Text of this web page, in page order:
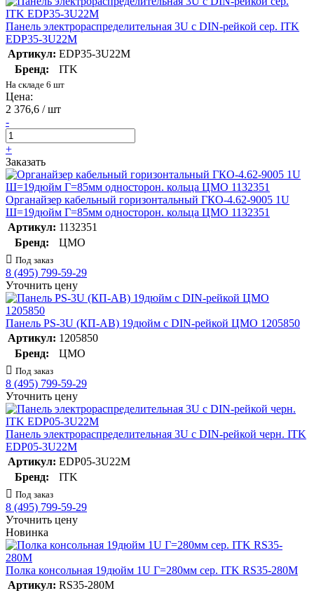
Панель электрораспределительная 3U с DIN-рейкой сер. ITK
EDP35-3U22M
Артикул: EDP35-3U22M
Бренд:
ITK
На складе 6 шт
Цена:
2 376,6 / шт
-
+
Заказать
Органайзер кабельный горизонтальный ГКО-4.62-9005 1U
Ш=19дюйм Г=85мм односторон. кольца ЦМО 1132351
Артикул: 1132351
Бренд:
ЦМО
Под заказ
8 (495) 799-59-29
Уточнить цену
Панель PS-3U (КП-АВ) 19дюйм с DIN-рейкой ЦМО 1205850
Артикул: 1205850
Бренд:
ЦМО
Под заказ
8 (495) 799-59-29
Уточнить цену
Панель электрораспределительная 3U с DIN-рейкой черн. ITK
EDP05-3U22M
Артикул: EDP05-3U22M
Бренд:
ITK
Под заказ
8 (495) 799-59-29
Уточнить цену
Новинка
Полка консольная 19дюйм 1U Г=280мм сер. ITK RS35-280M
Артикул: RS35-280M